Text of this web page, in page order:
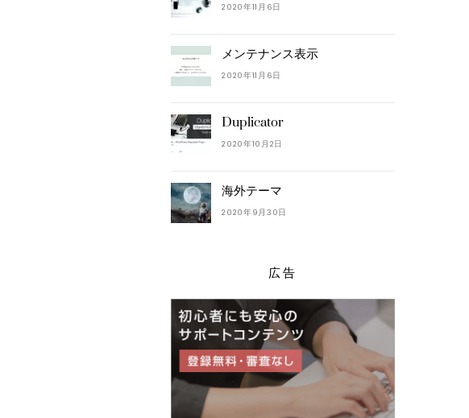
2020年11月6日
メンテナンス表示
2020年11月6日
Duplicator
2020年10月2日
海外テーマ
2020年9月30日
広告